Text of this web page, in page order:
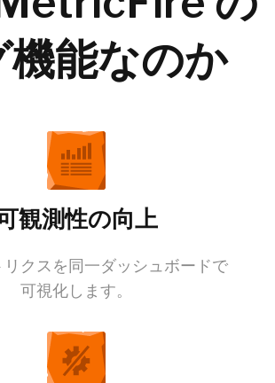
機能なのか
観測性の向上
リクスを同一ダッシュボードで
可視化します。